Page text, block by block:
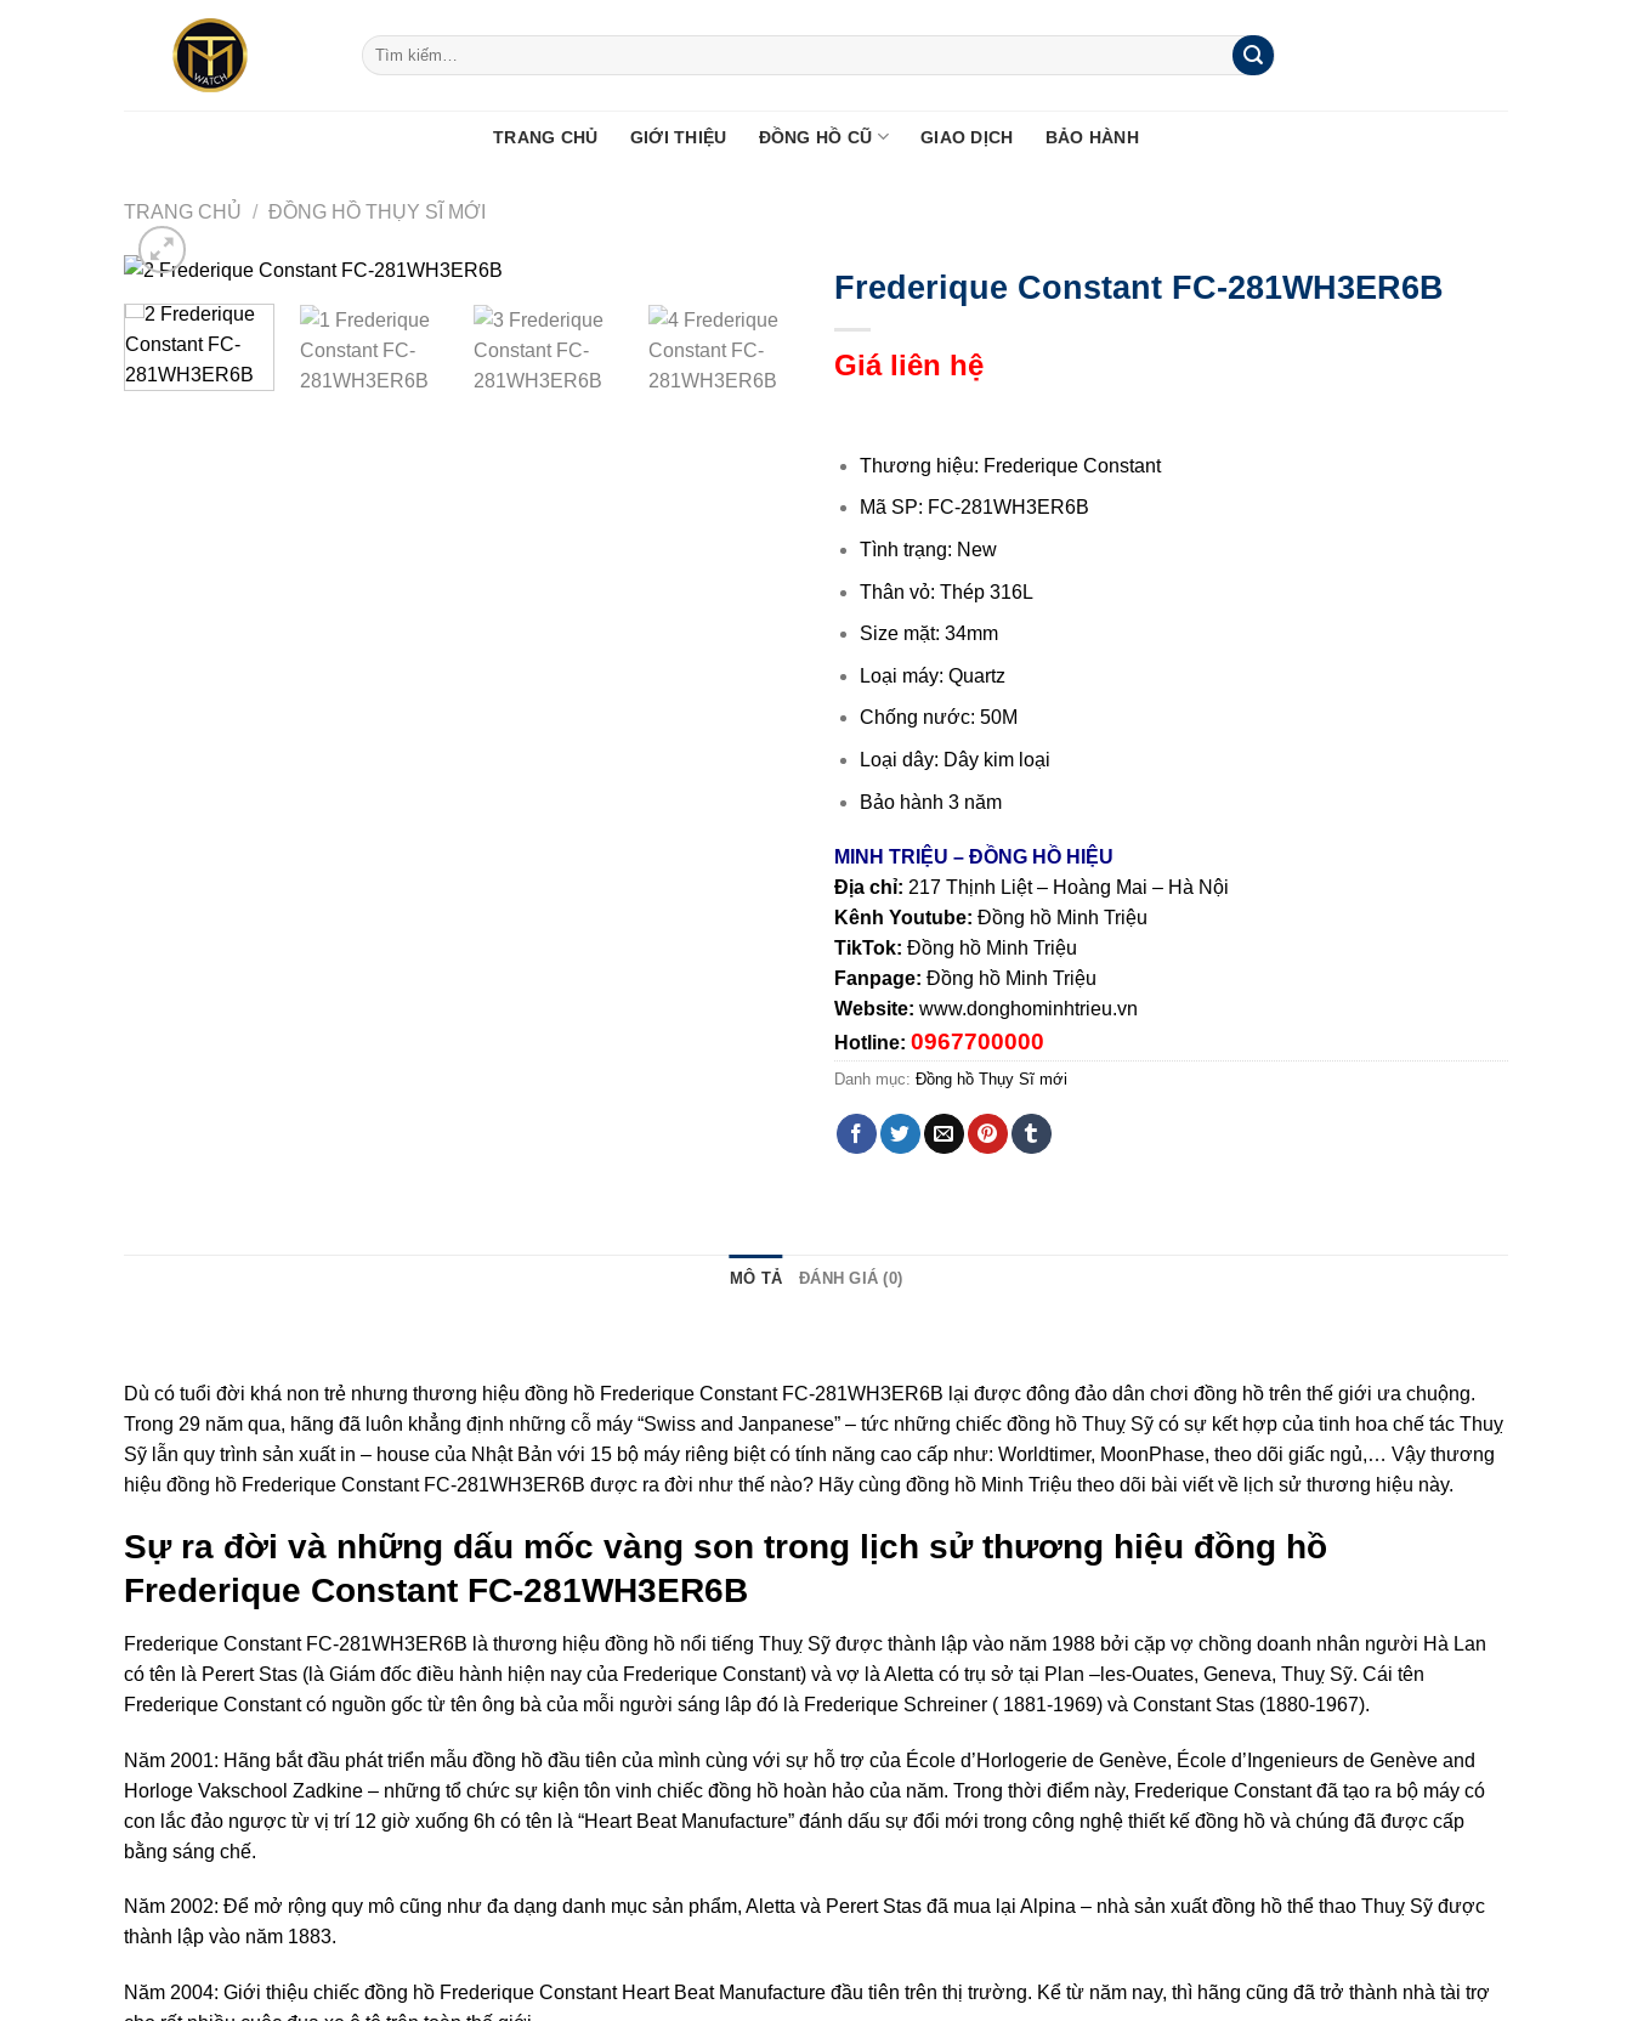
Tìm
kiếm:
TRANG CHỦ GIỚI THIỆU ĐỒNG HỒ CŨ GIAO DỊCH BẢO HÀNH
TRANG CHỦ / ĐỒNG HỒ THỤY SĨ MỚI
Frederique Constant FC-281WH3ER6B
Giá liên hệ
Thương hiệu: Frederique Constant
Mã SP: FC-281WH3ER6B
Tình trạng: New
Thân vỏ: Thép 316L
Size mặt: 34mm
Loại máy: Quartz
Chống nước: 50M
Loại dây: Dây kim loại
Bảo hành 3 năm
MINH TRIỆU – ĐỒNG HỒ HIỆU
Địa chỉ: 217 Thịnh Liệt – Hoàng Mai – Hà Nội
Kênh Youtube: Đồng hồ Minh Triệu
TikTok: Đồng hồ Minh Triệu
Fanpage: Đồng hồ Minh Triệu
Website: www.donghominhtrieu.vn
Hotline: 0967700000
Danh mục: Đồng hồ Thụy Sĩ mới
MÔ TẢ ĐÁNH GIÁ (0)
Dù có tuổi đời khá non trẻ nhưng thương hiệu đồng hồ Frederique Constant FC-281WH3ER6B lại được đông đảo dân chơi đồng hồ trên thế giới ưa chuộng.
Trong 29 năm qua, hãng đã luôn khẳng định những cỗ máy “Swiss and Janpanese” – tức những chiếc đồng hồ Thuỵ Sỹ có sự kết hợp của tinh hoa chế tác Thuỵ
Sỹ lẫn quy trình sản xuất in – house của Nhật Bản với 15 bộ máy riêng biệt có tính năng cao cấp như: Worldtimer, MoonPhase, theo dõi giấc ngủ,… Vậy thương
hiệu đồng hồ Frederique Constant FC-281WH3ER6B được ra đời như thế nào? Hãy cùng đồng hồ Minh Triệu theo dõi bài viết về lịch sử thương hiệu này.
Sự ra đời và những dấu mốc vàng son trong lịch sử thương hiệu đồng hồ
Frederique Constant FC-281WH3ER6B
Frederique Constant FC-281WH3ER6B là thương hiệu đồng hồ nổi tiếng Thuỵ Sỹ được thành lập vào năm 1988 bởi cặp vợ chồng doanh nhân người Hà Lan
có tên là Perert Stas (là Giám đốc điều hành hiện nay của Frederique Constant) và vợ là Aletta có trụ sở tại Plan –les-Ouates, Geneva, Thuỵ Sỹ. Cái tên
Frederique Constant có nguồn gốc từ tên ông bà của mỗi người sáng lâp đó là Frederique Schreiner ( 1881-1969) và Constant Stas (1880-1967).
Năm 2001: Hãng bắt đầu phát triển mẫu đồng hồ đầu tiên của mình cùng với sự hỗ trợ của École d’Horlogerie de Genève, École d’Ingenieurs de Genève and
Horloge Vakschool Zadkine – những tổ chức sự kiện tôn vinh chiếc đồng hồ hoàn hảo của năm. Trong thời điểm này, Frederique Constant đã tạo ra bộ máy có
con lắc đảo ngược từ vị trí 12 giờ xuống 6h có tên là “Heart Beat Manufacture” đánh dấu sự đổi mới trong công nghệ thiết kế đồng hồ và chúng đã được cấp
bằng sáng chế.
Năm 2002: Để mở rộng quy mô cũng như đa dạng danh mục sản phẩm, Aletta và Perert Stas đã mua lại Alpina – nhà sản xuất đồng hồ thể thao Thuỵ Sỹ được
thành lập vào năm 1883.
Năm 2004: Giới thiệu chiếc đồng hồ Frederique Constant Heart Beat Manufacture đầu tiên trên thị trường. Kể từ năm nay, thì hãng cũng đã trở thành nhà tài trợ